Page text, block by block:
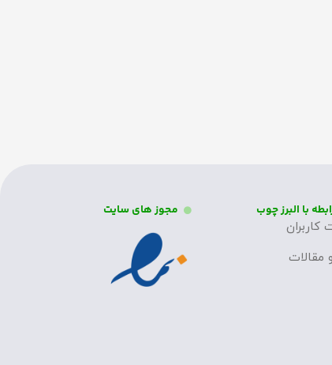
با البرز چوب
کاربران
مقالات
مجوز های سایت